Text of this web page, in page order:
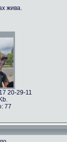
жива.
20-29-11
77